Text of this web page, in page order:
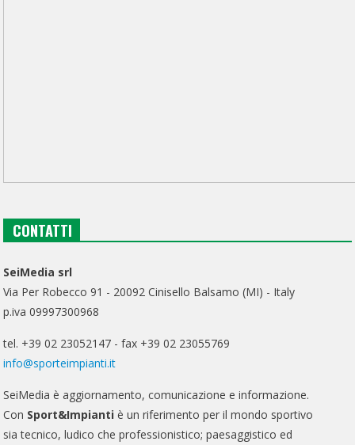
CONTATTI
SeiMedia srl
Via Per Robecco 91 - 20092 Cinisello Balsamo (MI) - Italy
p.iva 09997300968
tel. +39 02 23052147 - fax +39 02 23055769
info@sporteimpianti.it
SeiMedia è aggiornamento, comunicazione e informazione.
Con Sport&Impianti è un riferimento per il mondo sportivo
sia tecnico, ludico che professionistico; paesaggistico ed